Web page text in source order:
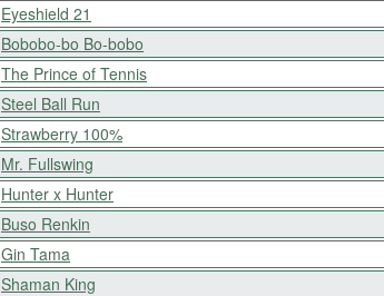
Eyeshield 21
Bobobo-bo Bo-bobo
The Prince of Tennis
Steel Ball Run
Strawberry 100%
Mr. Fullswing
Hunter x Hunter
Buso Renkin
Gin Tama
Shaman King